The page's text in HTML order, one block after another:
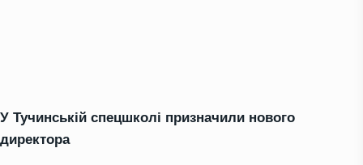
У Тучинській спецшколі призначили нового
директора